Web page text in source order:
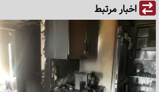
اخبار مرتبط